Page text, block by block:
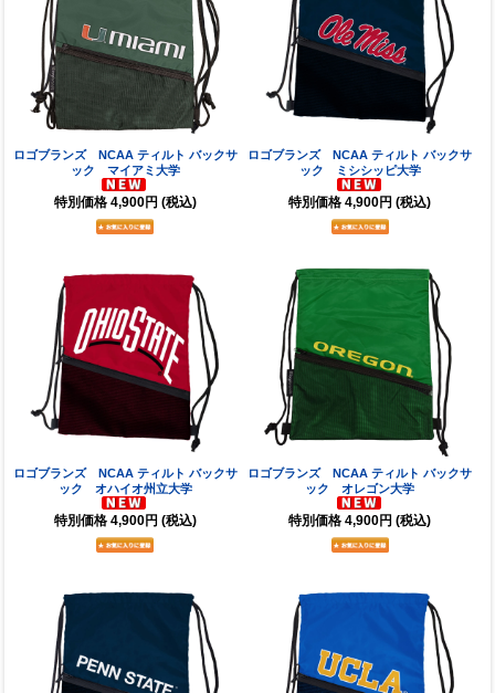
ロゴブランズ NCAA ティルト バックサ
ック マイアミ大学
特別価格 4,900円 (税込)
ロゴブランズ NCAA ティルト バックサ
ック ミシシッピ大学
特別価格 4,900円 (税込)
ロゴブランズ NCAA ティルト バックサ
ック オハイオ州立大学
特別価格 4,900円 (税込)
ロゴブランズ NCAA ティルト バックサ
ック オレゴン大学
特別価格 4,900円 (税込)